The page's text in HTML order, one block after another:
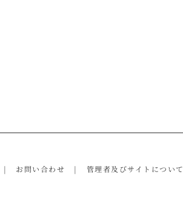
お問い合わせ 管理者及びサイトについて